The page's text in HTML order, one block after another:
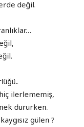
değil.
ilerlememiş,
dururken.
gülen ?